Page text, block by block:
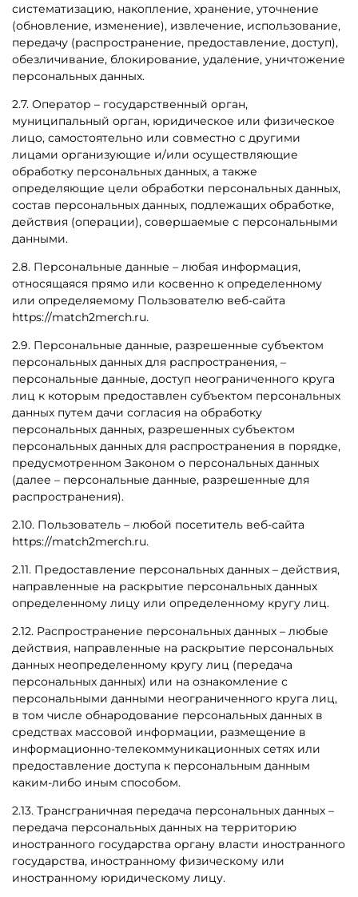
систематизацию, накопление, хранение, уточнение
(обновление, изменение), извлечение, использование,
передачу (распространение, предоставление, доступ),
обезличивание, блокирование, удаление, уничтожение
персональных данных.
2.7. Оператор – государственный орган,
муниципальный орган, юридическое или физическое
лицо, самостоятельно или совместно с другими
лицами организующие и/или осуществляющие
обработку персональных данных, а также
определяющие цели обработки персональных данных,
состав персональных данных, подлежащих обработке,
действия (операции), совершаемые с персональными
данными.
2.8. Персональные данные – любая информация,
относящаяся прямо или косвенно к определенному
или определяемому Пользователю веб-сайта
https://match2merch.ru.
2.9. Персональные данные, разрешенные субъектом
персональных данных для распространения, –
персональные данные, доступ неограниченного круга
лиц к которым предоставлен субъектом персональных
данных путем дачи согласия на обработку
персональных данных, разрешенных субъектом
персональных данных для распространения в порядке,
предусмотренном Законом о персональных данных
(далее – персональные данные, разрешенные для
распространения).
2.10. Пользователь – любой посетитель веб-сайта
https://match2merch.ru.
2.11. Предоставление персональных данных – действия,
направленные на раскрытие персональных данных
определенному лицу или определенному кругу лиц.
2.12. Распространение персональных данных – любые
действия, направленные на раскрытие персональных
данных неопределенному кругу лиц (передача
персональных данных) или на ознакомление с
персональными данными неограниченного круга лиц,
в том числе обнародование персональных данных в
средствах массовой информации, размещение в
информационно-телекоммуникационных сетях или
предоставление доступа к персональным данным
каким-либо иным способом.
2.13. Трансграничная передача персональных данных –
передача персональных данных на территорию
иностранного государства органу власти иностранного
государства, иностранному физическому или
иностранному юридическому лицу.